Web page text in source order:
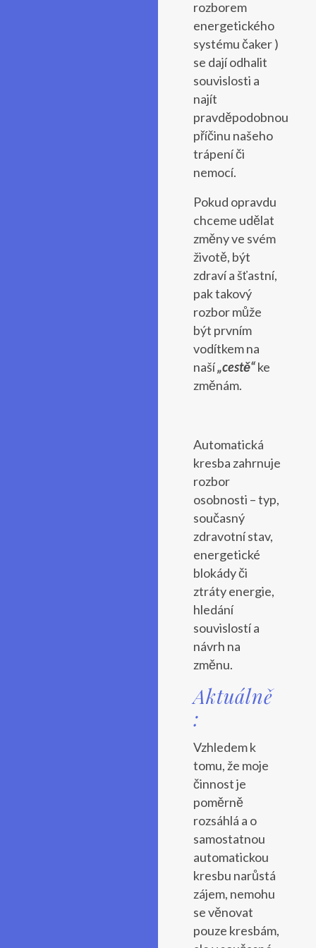
rozborem
energetického
systému čaker )
se dají odhalit
souvislosti a
najít
pravděpodobnou
příčinu našeho
trápení či
nemocí.
Pokud opravdu
chceme udělat
změny ve svém
životě, být
zdraví a šťastní,
pak takový
rozbor může
být prvním
vodítkem na
naší„cestě“ke
změnám.
Automatická
kresba zahrnuje
rozbor
osobnosti – typ,
současný
zdravotní stav,
energetické
blokády či
ztráty energie,
hledání
souvislostí a
návrh na
změnu.
Aktuálně
:
Vzhledem k
tomu, že moje
činnost je
poměrně
rozsáhlá a o
samostatnou
automatickou
kresbu narůstá
zájem, nemohu
se věnovat
pouze kresbám,